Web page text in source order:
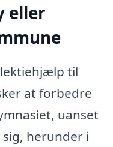
eller
til
at forbedre
uanset
herunder i